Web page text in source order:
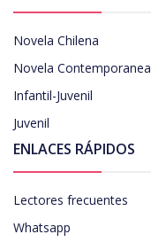
Novela Chilena
Novela Contemporanea
Infantil-Juvenil
Juvenil
ENLACES RÁPIDOS
Lectores frecuentes
Whatsapp